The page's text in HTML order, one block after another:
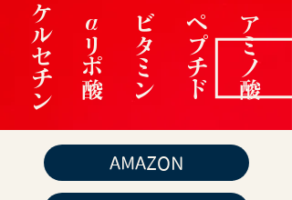
ケルセチン ​α
​ リポ酸 ビタミン ペプチド ​アミノ酸
AMAZON